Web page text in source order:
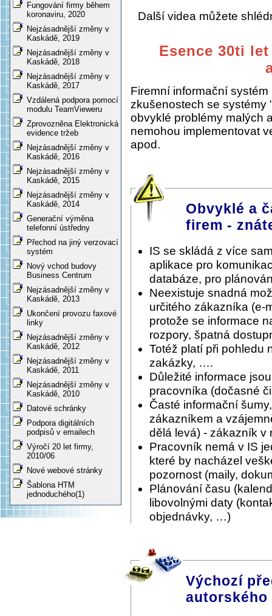
Fungování firmy během
koronaviru, 2020
Nejzásadnější změny v
Kaskádě, 2019
Nejzásadnější změny v
Kaskádě, 2018
Nejzásadnější změny v
Kaskádě, 2017
Vzdálená podpora pomocí
modulu TeamVieweru
Zprovozněna Elektronická
evidence tržeb
Nejzásadnější změny v
Kaskádě, 2016
Nejzásadnější změny v
Kaskádě, 2015
Nejzásadnější změny v
Kaskádě, 2014
Generační výměna
telefonní ústředny
Přechod na jiný verzovací
systém
Nový vchod budovy
Business Centrum
Nejzásadnější změny v
Kaskádě, 2013
Ukončení provozu faxové
linky
Nejzásadnější změny v
Kaskádě, 2012
Nejzásadnější změny v
Kaskádě, 2011
Nejzásadnější změny v
Kaskádě, 2010
Datové schránky
Podpora digitálních
podpisů v emailech
Výročí 20 let firmy,
2010/06
Nové webové stránky
Šablona HTM
jednoduchého(1)
Další videa můžete
Esence 30ti
Firemní informační
zkušenostech se systémy
obvyklé problémy malých
nemohou implementovat
apod.
Obvyklé a
firem -
IS se skládá z více
aplikace pro
databáze, pro
Neexistuje snadná
určitého zákazníka (e-
protože se informace
rozpory, špatná
Totéž platí při pohledu
zakázky, ….
Důležité informace
pracovníka (dočasné
Časté informační
zákazníkem a
dělá levá) - zákazník v
Pracovník nemá v IS
které by nacházel
pozornost (maily,
Plánování času
libovolnými daty
objednávky, …)
Výchozí
autorského